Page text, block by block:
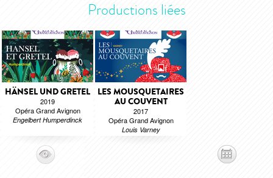
Productions liées
HÄNSEL UND GRETEL
2019
Opéra Grand Avignon
Engelbert Humperdinck
LES MOUSQUETAIRES
AU COUVENT
2017
Opéra Grand Avignon
Louis Varney